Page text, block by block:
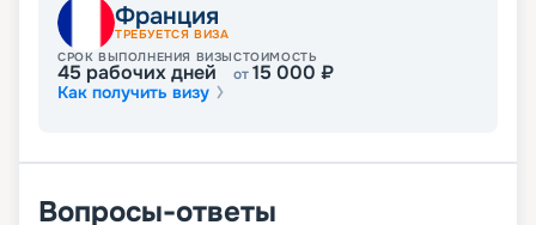
Франция
ТРЕБУЕТСЯ ВИЗА
СРОК ВЫПОЛНЕНИЯ ВИЗЫ
45 рабочих дней
СТОИМОСТЬ
от15 000 ₽
Как получить визу
Вопросы-ответы